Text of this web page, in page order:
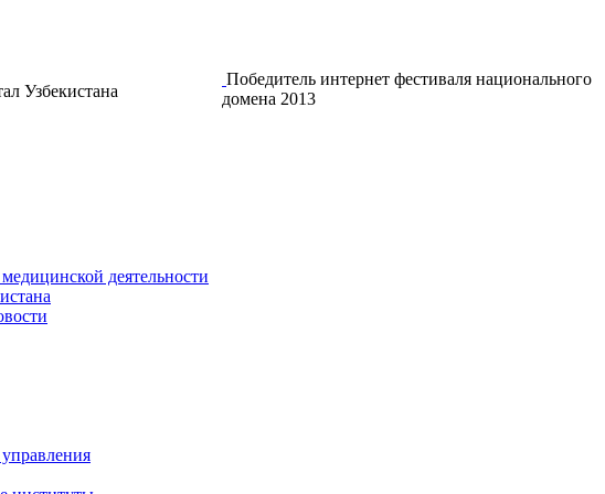
Победитель интернет фестиваля национального
домена 2013
деятельности